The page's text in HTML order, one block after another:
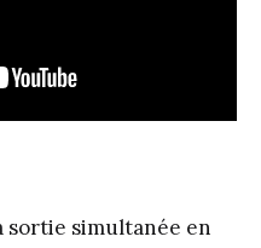
sortie simultanée en